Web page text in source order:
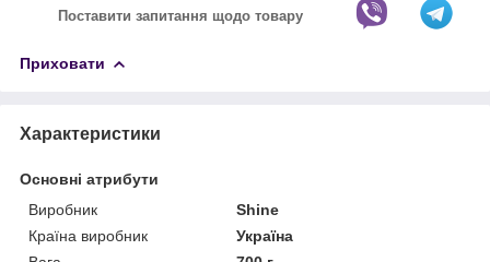
Поставити запитання щодо товару
Приховати
Характеристики
Основні атрибути
Виробник
Shine
Країна виробник
Україна